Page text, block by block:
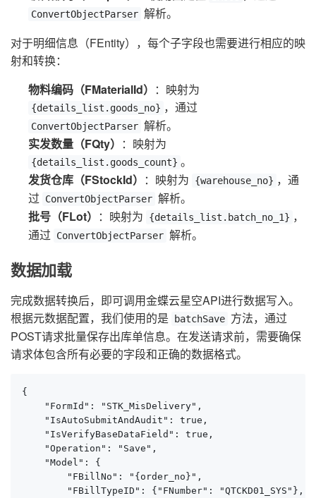
ConvertObjectParser 解析。
对于明细信息（FEntity），每个子字段也需要进行相应的映
射和转换：
物料编码（FMaterialId） ：映射为
{details_list.goods_no} ，通过
ConvertObjectParser 解析。
实发数量（FQty） ：映射为
{details_list.goods_count} 。
发货仓库（FStockId） ：映射为 {warehouse_no} ，通
过
ConvertObjectParser 解析。
批号（FLot） ：映射为 {details_list.batch_no_1} ，
通过
ConvertObjectParser 解析。
数据加载
完成数据转换后，即可调用金蝶云星空API进行数据写入。
根据元数据配置，我们使用的是
batchSave 方法，通过
POST请求批量保存出库单信息。在发送请求前，需要确保
请求体包含所有必要的字段和正确的数据格式。
{
    "FormId": "STK_MisDelivery",
    "IsAutoSubmitAndAudit": true,
    "IsVerifyBaseDataField": true,
    "Operation": "Save",
    "Model": {
        "FBillNo": "{order_no}",
        "FBillTypeID": {"FNumber": "QTCKD01_SYS"},